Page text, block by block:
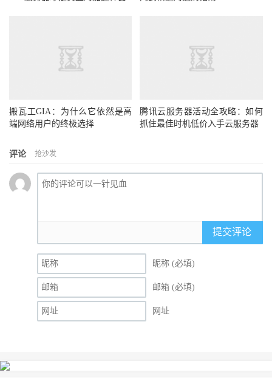
搬瓦工GIA：为什么它依然是高
端网络用户的终极选择
腾讯云服务器活动全攻略：如何
抓住最佳时机低价入手云服务器
评论 抢沙发
提交评论
昵称 (必填)
邮箱 (必填)
网址